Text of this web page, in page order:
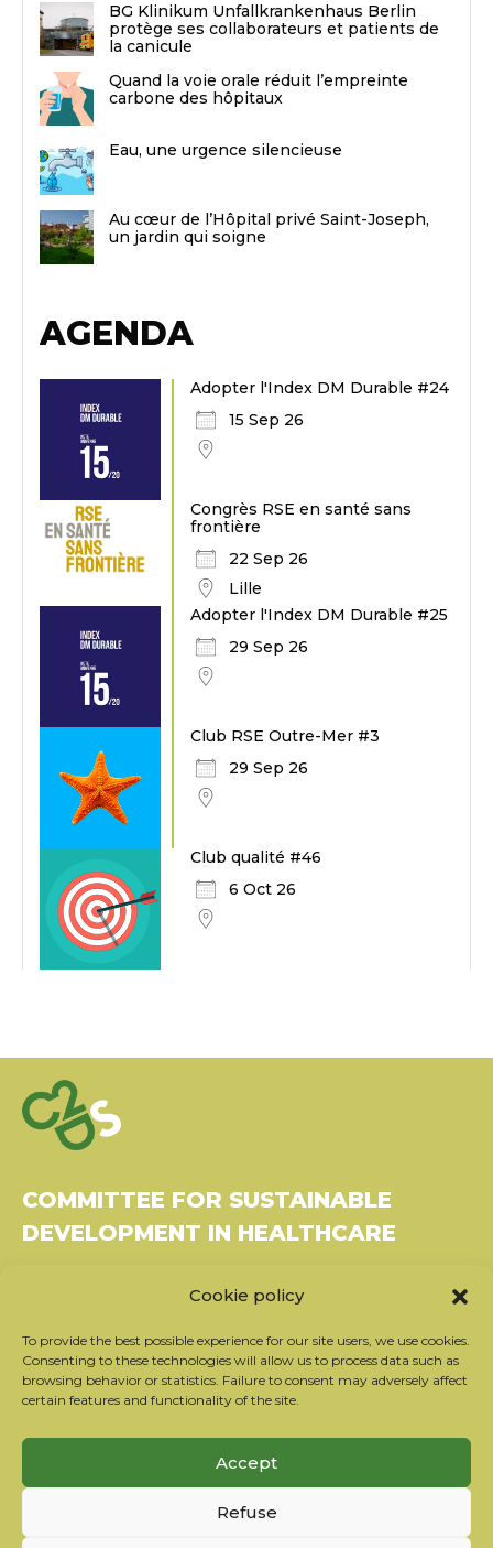
Cookie policy
To provide the best possible experience for our site users, we use cookies.
Consenting to these technologies will allow us to process data such as
browsing behavior or statistics. Failure to consent may adversely affect
certain features and functionality of the site.
Accept
Refuse
BG Klinikum Unfallkrankenhaus Berlin
protège ses collaborateurs et patients de
la canicule
Quand la voie orale réduit l’empreinte
carbone des hôpitaux
Eau, une urgence silencieuse
Au cœur de l’Hôpital privé Saint-Joseph,
un jardin qui soigne
AGENDA
Adopter l'Index DM Durable #24
15 Sep 26
Congrès RSE en santé sans
frontière
22 Sep 26
Lille
Adopter l'Index DM Durable #25
29 Sep 26
Club RSE Outre-Mer #3
29 Sep 26
Club qualité #46
6 Oct 26
COMMITTEE FOR SUSTAINABLE
DEVELOPMENT IN HEALTHCARE
37270 Montlouis-sur-Loire
Tel: 06 26 49 36 81 - contact@c2ds.eu
Twitter
LinkedIn
Youtube
Subscribe to our newsletter
Our partners